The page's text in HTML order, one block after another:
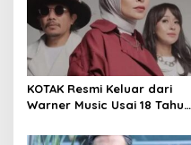
n
KOTAK Resmi Keluar dari
Warner Music Usai 18 Tahun